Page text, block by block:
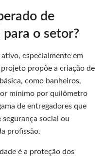
de
o setor?
especialmente em
projeto propõe a criação de
como banheiros,
mínimo por quilômetro
de entregadores que
segurança social ou
profissão.
é a proteção dos